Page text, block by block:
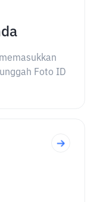
Foto ID